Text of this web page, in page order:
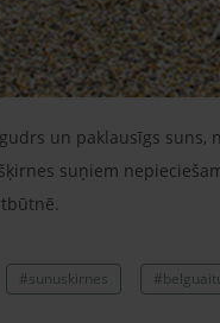
un paklausīgs
suņiem
#sunuskirnes